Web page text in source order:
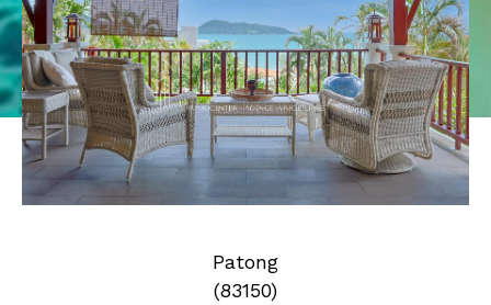
Patong
(83150)
Pièces
0 1 2 3 4 5
Où
Où